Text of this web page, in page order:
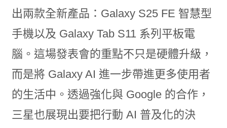
出兩款全新產品：Galaxy S25 FE 智慧型
手機以及 Galaxy Tab S11 系列平板電
腦。這場發表會的重點不只是硬體升級，
而是將 Galaxy AI 進一步帶進更多使用者
的生活中。透過強化與 Google 的合作，
三星也展現出要把行動 AI 普及化的決